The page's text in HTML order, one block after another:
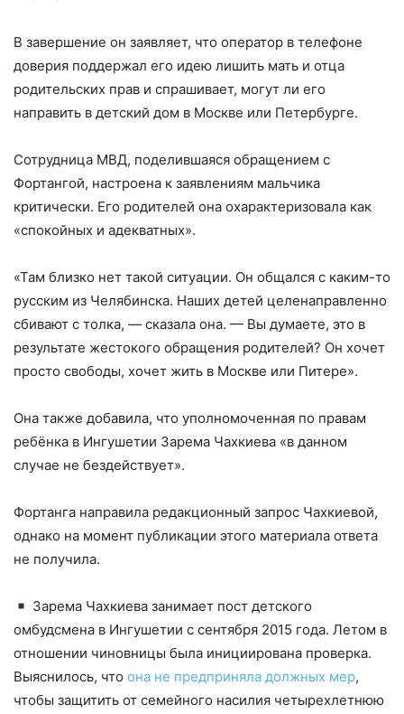
В завершение он заявляет, что оператор в телефоне
доверия поддержал его идею лишить мать и отца
родительских прав и спрашивает, могут ли его
направить в детский дом в Москве или Петербурге.
Сотрудница МВД, поделившаяся обращением с
Фортангой, настроена к заявлениям мальчика
критически. Его родителей она охарактеризовала как
«спокойных и адекватных».
«Там близко нет такой ситуации. Он общался с каким-то
русским из Челябинска. Наших детей целенаправленно
сбивают с толка, — сказала она. — Вы думаете, это в
результате жестокого обращения родителей? Он хочет
просто свободы, хочет жить в Москве или Питере».
Она также добавила, что уполномоченная по правам
ребёнка в Ингушетии Зарема Чахкиева «в данном
случае не бездействует».
Фортанга направила редакционный запрос Чахкиевой,
однако на момент публикации этого материала ответа
не получила.
Зарема Чахкиева занимает пост детского
омбудсмена в Ингушетии с сентября 2015 года. Летом в
отношении чиновницы была инициирована проверка.
Выяснилось, что она не предприняла должных мер,
чтобы защитить от семейного насилия четырехлетнюю